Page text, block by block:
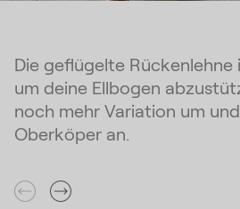
Die geflügelte Rückenlehne
um deine Ellbogen
noch mehr Variation um
Oberköper an.